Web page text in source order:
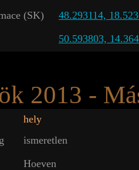
(SK)
48.293114,
50.593803,
2013 -
hely
ismeretlen
Hoeven